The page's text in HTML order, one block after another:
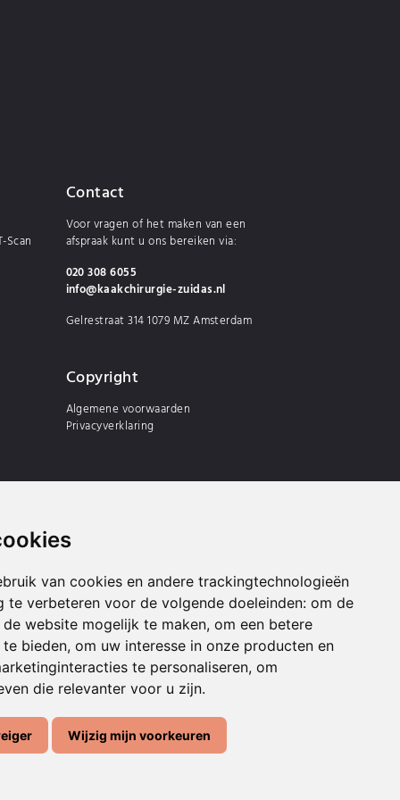
van cookies en andere trackingtechnologieën
te verbeteren voor de volgende doeleinden: om de
website mogelijk te maken, om een betere
bieden, om uw interesse in onze producten en
te personaliseren, om
die relevanter voor u zijn.
Wijzig mijn voorkeuren
Scan
Contact
Voor vragen of het maken van een
afspraak kunt u ons bereiken via:
020 308 6055
info@kaakchirurgie-zuidas.nl
Gelrestraat 314 1079 MZ Amsterdam
Copyright
Algemene voorwaarden
Privacyverklaring